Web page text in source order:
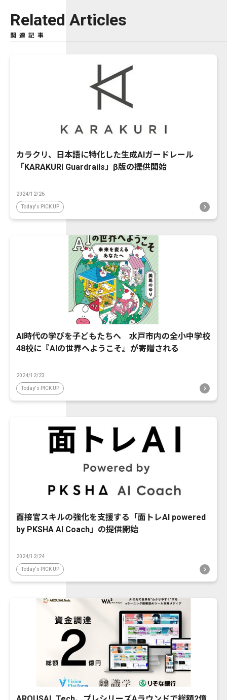
Related Articles
関連記事
カラクリ、日本語に特化した生成AIガードレール
「KARAKURI Guardrails」β版の提供開始
2024/12/26
Today's PICK UP
AI時代の学びを子どもたちへ 水戸市内の全小中学校
48校に『AIの世界へようこそ』が寄贈される
2024/12/23
Today's PICK UP
面接官スキルの強化を支援する「面トレAI powered
by PKSHA AI Coach」の提供開始
2024/12/24
Today's PICK UP